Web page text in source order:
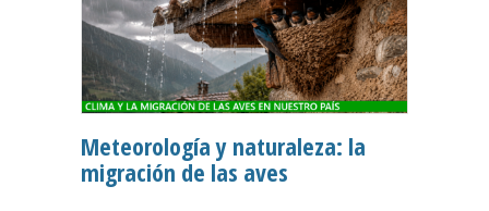
Meteorología y naturaleza: la
migración de las aves